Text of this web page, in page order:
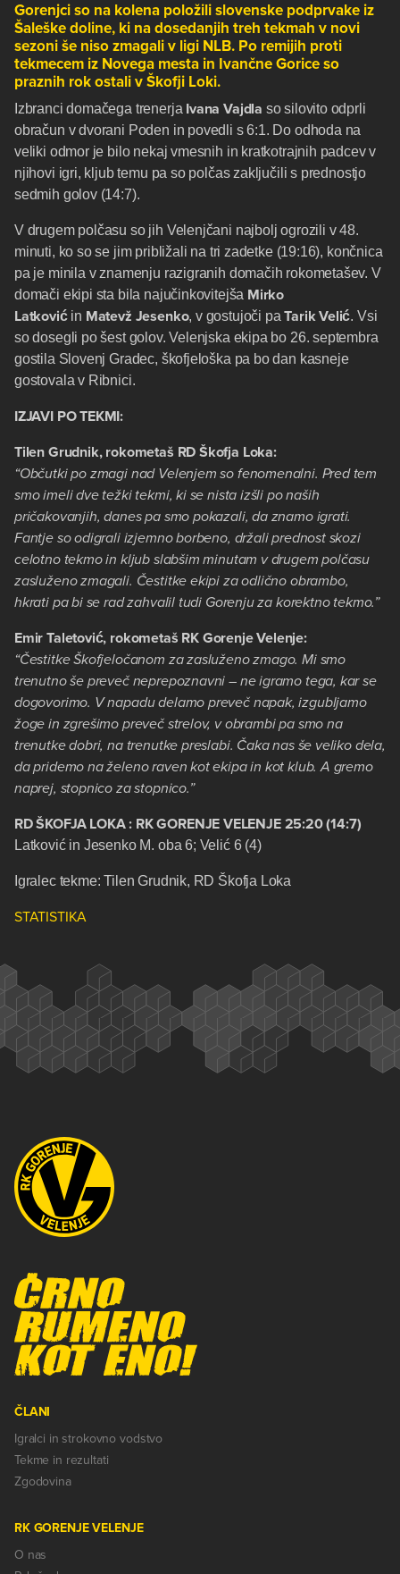
Gorenjci so na kolena položili slovenske podprvake iz
Šaleške doline, ki na dosedanjih treh tekmah v novi
sezoni še niso zmagali v ligi NLB. Po remijih proti
tekmecem iz Novega mesta in Ivančne Gorice so
praznih rok ostali v Škofji Loki.
Izbranci domačega trenerja Ivana Vajdla so silovito odprli
obračun v dvorani Poden in povedli s 6:1. Do odhoda na
veliki odmor je bilo nekaj vmesnih in kratkotrajnih padcev v
njihovi igri, kljub temu pa so polčas zaključili s prednostjo
sedmih golov (14:7).
V drugem polčasu so jih Velenjčani najbolj ogrozili v 48.
minuti, ko so se jim približali na tri zadetke (19:16), končnica
pa je minila v znamenju razigranih domačih rokometašev. V
domači ekipi sta bila najučinkovitejša Mirko
Latkovićin Matevž Jesenko, v gostujoči paTarik Velić. Vsi
so dosegli po šest golov. Velenjska ekipa bo 26. septembra
gostila Slovenj Gradec, škofjeloška pa bo dan kasneje
gostovala v Ribnici.
IZJAVI PO TEKMI:
Tilen Grudnik, rokometaš RD Škofja Loka:
“Občutki po zmagi nad Velenjem so fenomenalni. Pred tem
smo imeli dve težki tekmi, ki se nista izšli po naših
pričakovanjih, danes pa smo pokazali, da znamo igrati.
Fantje so odigrali izjemno borbeno, držali prednost skozi
celotno tekmo in kljub slabšim minutam v drugem polčasu
zasluženo zmagali. Čestitke ekipi za odlično obrambo,
hkrati pa bi se rad zahvalil tudi Gorenju za korektno tekmo.”
Emir Taletović, rokometaš RK Gorenje Velenje:
“Čestitke Škofjeločanom za zasluženo zmago. Mi smo
trenutno še preveč neprepoznavni – ne igramo tega, kar se
dogovorimo. V napadu delamo preveč napak, izgubljamo
žoge in zgrešimo preveč strelov, v obrambi pa smo na
trenutke dobri, na trenutke preslabi. Čaka nas še veliko dela,
da pridemo na želeno raven kot ekipa in kot klub. A gremo
naprej, stopnico za stopnico.”
RD ŠKOFJA LOKA : RK GORENJE VELENJE 25:20 (14:7)
Latković in Jesenko M. oba 6; Velić 6 (4)
Igralec tekme: Tilen Grudnik, RD Škofja Loka
STATISTIKA
ČLANI
Igralci in strokovno vodstvo
Tekme in rezultati
Zgodovina
RK GORENJE VELENJE
O nas